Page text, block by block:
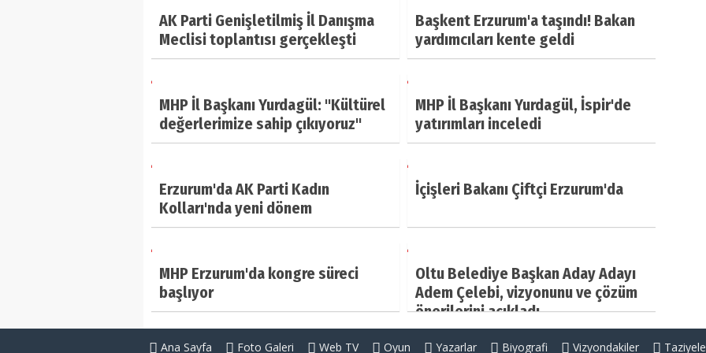
AK Parti Genişletilmiş İl Danışma
Meclisi toplantısı gerçekleşti
Başkent Erzurum'a taşındı! Bakan
yardımcıları kente geldi
MHP İl Başkanı Yurdagül: ''Kültürel
değerlerimize sahip çıkıyoruz''
MHP İl Başkanı Yurdagül, İspir'de
yatırımları inceledi
Erzurum'da AK Parti Kadın
Kolları'nda yeni dönem
İçişleri Bakanı Çiftçi Erzurum'da
MHP Erzurum'da kongre süreci
başlıyor
Oltu Belediye Başkan Aday Adayı
Adem Çelebi, vizyonunu ve çözüm
önerilerini açıkladı
Ana Sayfa Foto Galeri Web TV Oyun Yazarlar Biyografi Vizyondakiler